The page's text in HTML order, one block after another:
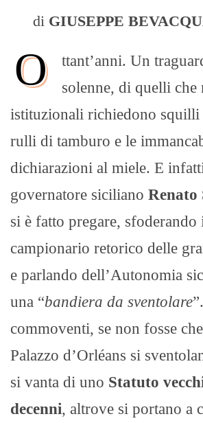
di GIUSEPPE
O
ttant’anni. Un
solenne, di quelli che
istituzionali richiedono squilli
rulli di tamburo e le
dichiarazioni al miele. E
governatore siciliano Renato
si è fatto pregare,
campionario retorico delle
e parlando dell’Autonomia
una “bandiera da sventolare
commoventi, se non fosse
Palazzo d’Orléans si
si vanta di uno Statuto
decenni, altrove si portano a